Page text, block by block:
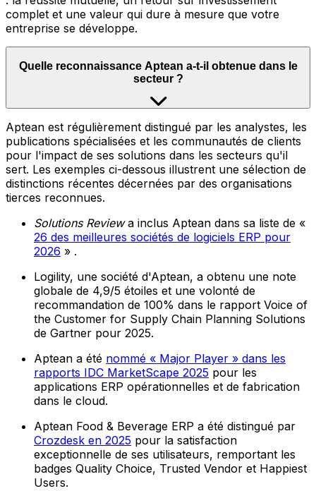
complet et une valeur qui dure à mesure que votre
entreprise se développe.
Quelle reconnaissance Aptean a-t-il obtenue dans le
secteur ?
Aptean est régulièrement distingué par les analystes, les
publications spécialisées et les communautés de clients
pour l'impact de ses solutions dans les secteurs qu'il
sert. Les exemples ci-dessous illustrent une sélection de
distinctions récentes décernées par des organisations
tierces reconnues.
Solutions Reviewa inclus Aptean dans sa liste de «
26 des meilleures sociétés de logiciels ERP pour
2026 » .
Logility, une société d'Aptean, a obtenu une note
globale de 4,9/5 étoiles et une volonté de
recommandation de 100% dans le rapport Voice of
the Customer for Supply Chain Planning Solutions
de Gartner pour 2025.
Aptean a été nommé « Major Player » dans les
rapports IDC MarketScape 2025 pour les
applications ERP opérationnelles et de fabrication
dans le cloud.
Aptean Food & Beverage ERP a été distingué par
Crozdesk en 2025 pour la satisfaction
exceptionnelle de ses utilisateurs, remportant les
badges Quality Choice, Trusted Vendor et Happiest
Users.